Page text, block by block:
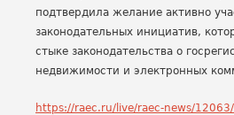
подтвердила желание активно
законодательных инициатив,
стыке законодательства о
недвижимости и электронных
https://raec.ru/live/raec-news/12063/